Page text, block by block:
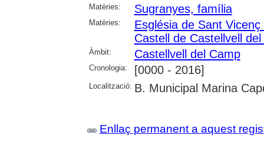
Matèries:
Sugranyes, família
Matèries:
Església de Sant
Castell de Castellvell
Àmbit: Castellvell del Camp
Cronologia: [0000 - 2016]
Localització: B. Municipal Marina
Enllaç permanent a aquest